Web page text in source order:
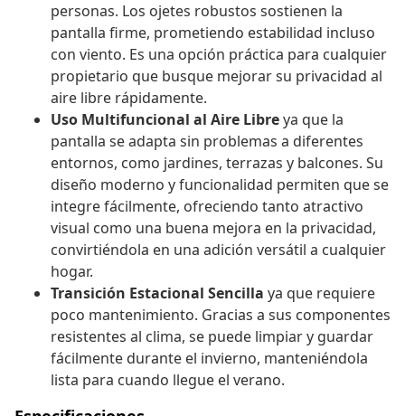
personas. Los ojetes robustos sostienen la
pantalla firme, prometiendo estabilidad incluso
con viento. Es una opción práctica para cualquier
propietario que busque mejorar su privacidad al
aire libre rápidamente.
Uso Multifuncional al Aire Libreya que la
pantalla se adapta sin problemas a diferentes
entornos, como jardines, terrazas y balcones. Su
diseño moderno y funcionalidad permiten que se
integre fácilmente, ofreciendo tanto atractivo
visual como una buena mejora en la privacidad,
convirtiéndola en una adición versátil a cualquier
hogar.
Transición Estacional Sencilla ya que requiere
poco mantenimiento. Gracias a sus componentes
resistentes al clima, se puede limpiar y guardar
fácilmente durante el invierno, manteniéndola
lista para cuando llegue el verano.